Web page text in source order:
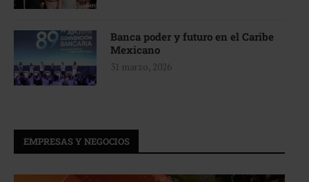
Banca poder y futuro en el Caribe
Mexicano
31 marzo, 2026
EMPRESAS Y NEGOCIOS